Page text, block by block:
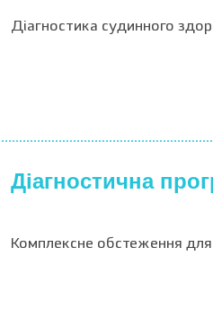
Діагностика судинного
Діагностична
Комплексне обстеження